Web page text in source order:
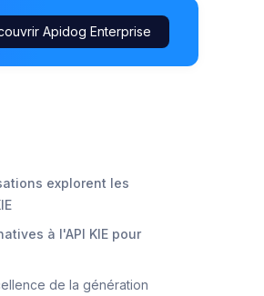
Apidog Enterprise
explorent les
à l'API KIE pour
de la génération